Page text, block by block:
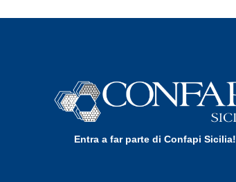
Entra a far parte di Confapi Sicilia!